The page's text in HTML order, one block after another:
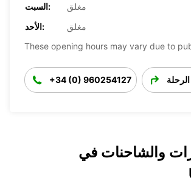
السبت:
مغلق
الأحد:
مغلق
These opening hours may vary due to
+34 (0) 960254127
والشاحنات في